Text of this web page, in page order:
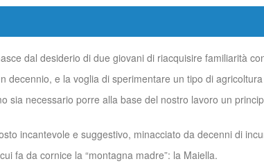
dal desiderio di due giovani di riacquisire familiarità
decennio, e la voglia di sperimentare un tipo di
sia necessario porre alla base del nostro lavoro un
incantevole e suggestivo, minacciato da decenni di
fa da cornice la “montagna madre”: la Maiella.